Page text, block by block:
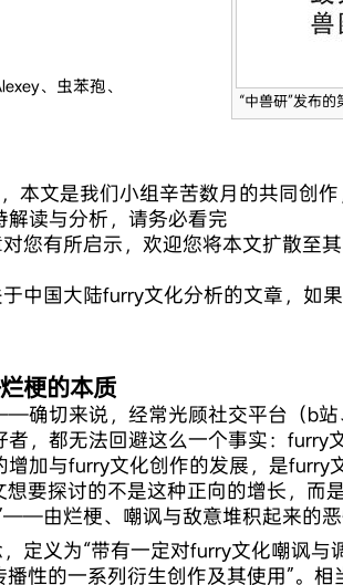
“中兽研”发布
、虫苯孢、
本文是我们小组辛苦数月的共同创
读与分析，请务必看完
您有所启示，欢迎您将本文扩散至
中国大陆furry文化分析的文章，如
梗的本质
确切来说，经常光顾社交平台（b站
，都无法回避这么一个事实：furry
加与furry文化创作的发展，是furry
要探讨的不是这种正向的增长，而
由烂梗、嘲讽与敌意堆积起来的恶
定义为“带有一定对furry文化嘲讽
性的一系列衍生创作及其使用”。